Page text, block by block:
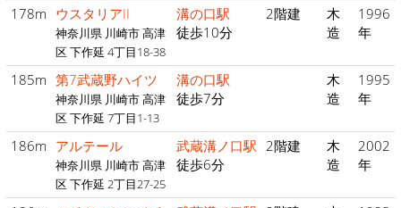
178m ウスタリアII
神奈川県 川崎市 高津
区 下作延 4丁目18-38
溝の口駅
徒歩10分
2階建
木
造
1996
年
185m 第7武蔵野ハイツ
神奈川県 川崎市 高津
区 下作延 7丁目1-13
溝の口駅
徒歩7分
木
造
1995
年
186m アルテール
神奈川県 川崎市 高津
区 下作延 2丁目27-25
武蔵溝ノ口駅
徒歩6分
2階建
木
造
2002
年